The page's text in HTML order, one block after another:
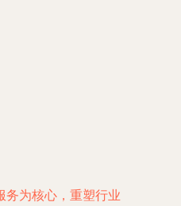
务为核心，重塑行业